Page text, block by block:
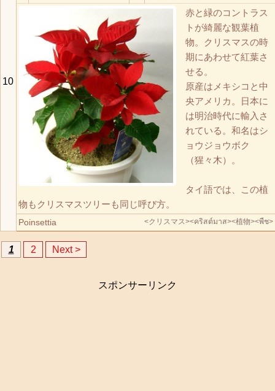
10
赤と緑のコントラス
トが綺麗な観葉植
物。クリスマスの時
期にあわせて紅葉さ
せる。
原産はメキシコと中
央アメリカ。日本に
は明治時代に輸入さ
れている。和名はシ
ョウジョウボク
（猩々木）。
タイ語では、この植
物もクリスマスツリーも同じ呼び方。
Poinsettia <クリスマス><คริสต์มาส><植物><พืช>
1 2 Next >
スポンサーリンク